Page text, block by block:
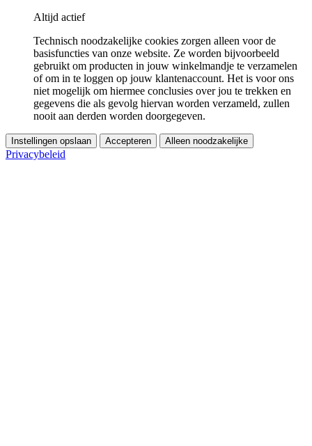
Altijd actief
Technisch noodzakelijke cookies zorgen alleen voor de
basisfuncties van onze website. Ze worden bijvoorbeeld
gebruikt om producten in jouw winkelmandje te verzamelen
of om in te loggen op jouw klantenaccount. Het is voor ons
niet mogelijk om hiermee conclusies over jou te trekken en
gegevens die als gevolg hiervan worden verzameld, zullen
nooit aan derden worden doorgegeven.
Instellingen opslaan Accepteren Alleen noodzakelijke
Privacybeleid